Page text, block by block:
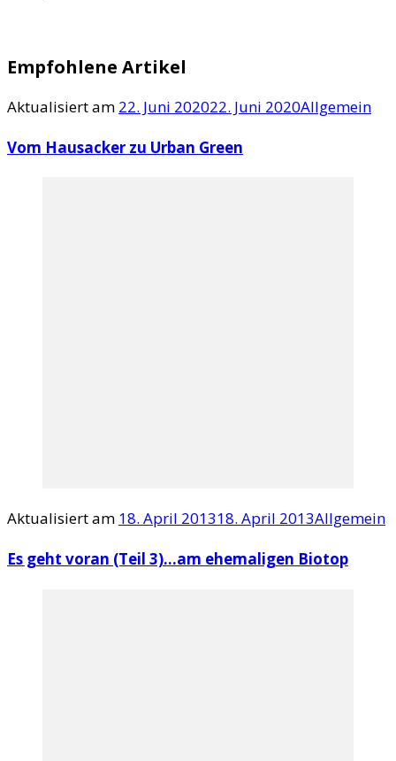
Empfohlene Artikel
Aktualisiert am 22. Juni 202022. Juni 2020Allgemein
Vom Hausacker zu Urban Green
Aktualisiert am 18. April 201318. April 2013Allgemein
Es geht voran (Teil 3)…am ehemaligen Biotop